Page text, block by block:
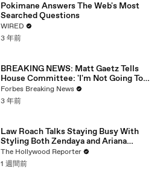
Pokimane Answers The Web's Most
Searched Questions
WIRED
3 年前
BREAKING NEWS: Matt Gaetz Tells
House Committee: 'I'm Not Going To
Vote For A Continuing Resolution'
Forbes Breaking News
3 年前
Law Roach Talks Staying Busy With
Styling Both Zendaya and Ariana
Grande | THR Video
The Hollywood Reporter
1 週間前